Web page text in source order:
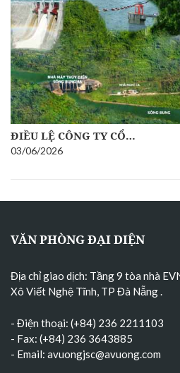
ĐIỀU LỆ CÔNG TY CỔ…
03/06/2026
VĂN PHÒNG ĐẠI DIỆN
Địa chỉ giao dịch: Tầng 9 tòa nhà
Xô Viết Nghệ Tĩnh, TP Đà Nẵng.
- Điện thoại: (+84) 236 2211103
- Fax: (+84) 236 3643885
- Email: avuongjsc@avuong.com